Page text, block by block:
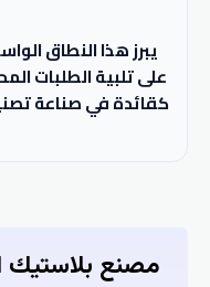
يبرز هذا النطاق
على تلبية الطلبات
كقائدة في صناعة
مصنع بلاستيك